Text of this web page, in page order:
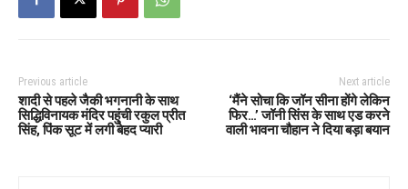
Previous article
शादी से पहले जैकी भगनानी के साथ
सिद्धिविनायक मंदिर पहुंची रकुल प्रीत
सिंह, पिंक सूट में लगी बेहद प्यारी
Next article
‘मैंने सोचा कि जॉन सीना होंगे लेकिन
फिर…’ जॉनी सिंस के साथ एड करने
वाली भावना चौहान ने दिया बड़ा बयान